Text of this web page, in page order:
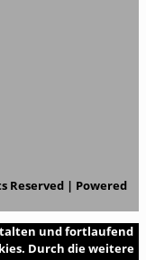
Reserved | Powered
und fortlaufend
Durch die weitere